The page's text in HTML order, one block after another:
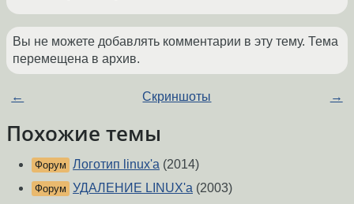
Вы не можете добавлять комментарии в эту тему. Тема
перемещена в архив.
← Скриншоты →
Похожие темы
Форум Логотип linux'а (2014)
Форум УДАЛЕНИЕ LINUX'а (2003)